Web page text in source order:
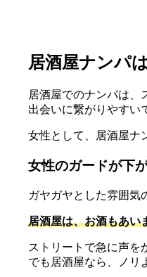
居酒屋ナンパ
居酒屋でのナンパは、
出会いに繋がりやすい
女性として、居酒屋ナ
女性のガードが下
ガヤガヤとした雰囲
居酒屋は、お酒もあい
ストリートで急に声を
でも居酒屋なら、ノリ